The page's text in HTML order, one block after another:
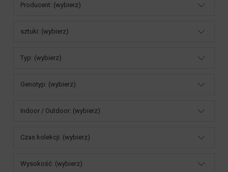
Producent: (wybierz)
sztuki: (wybierz)
Typ: (wybierz)
Genotyp: (wybierz)
Indoor / Outdoor: (wybierz)
Czas kolekcji: (wybierz)
Wysokość: (wybierz)